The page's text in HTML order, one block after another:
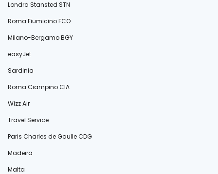
Londra Stansted STN
Roma Fiumicino FCO
Milano-Bergamo BGY
easyJet
Sardinia
Roma Ciampino CIA
Wizz Air
Travel Service
Paris Charles de Gaulle CDG
Madeira
Malta